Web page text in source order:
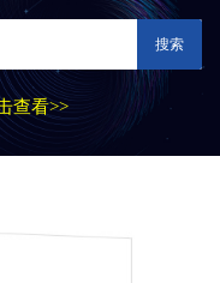
搜索
查看>>